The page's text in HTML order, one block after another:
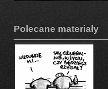
Polecane materiały